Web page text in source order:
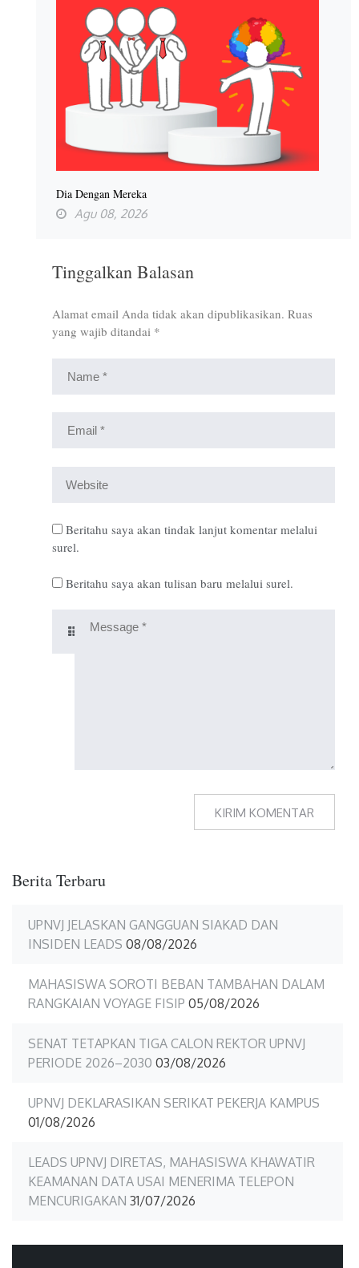
Dia Dengan Mereka
Agu 08, 2026
Tinggalkan Balasan
Alamat email Anda tidak akan dipublikasikan. Ruas
yang wajib ditandai *
Beritahu saya akan tindak lanjut komentar melalui
surel.
Beritahu saya akan tulisan baru melalui surel.
Berita Terbaru
UPNVJ JELASKAN GANGGUAN SIAKAD DAN
INSIDEN LEADS 08/08/2026
MAHASISWA SOROTI BEBAN TAMBAHAN DALAM
RANGKAIAN VOYAGE FISIP 05/08/2026
SENAT TETAPKAN TIGA CALON REKTOR UPNVJ
PERIODE 2026–2030 03/08/2026
UPNVJ DEKLARASIKAN SERIKAT PEKERJA KAMPUS
01/08/2026
LEADS UPNVJ DIRETAS, MAHASISWA KHAWATIR
KEAMANAN DATA USAI MENERIMA TELEPON
MENCURIGAKAN 31/07/2026